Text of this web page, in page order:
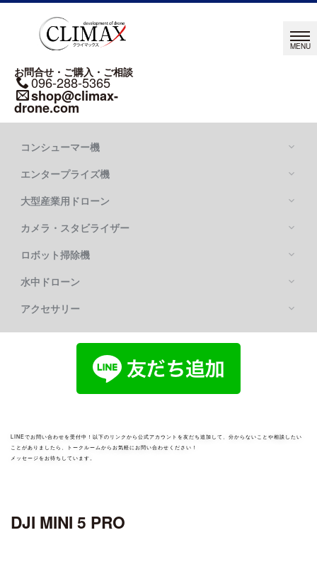
お問合せ・ご購入・ご相談
096-288-5365
shop@climax-
drone.com
コンシューマー機
Mavic シリーズ
DJI MAVIC 4 PRO
Air シリーズ
DJI AIR 3S
DJI MINI 4 Pro
エンタープライズ機
DJI MATRICE シリーズ
DJI MATRICE 400
DJI MATRICE 350 RTK
MATRICE 30 SERIES
DJI MAVIC 3M
MAVIC 3 ENTERPRISE シリーズ
ZENMUSE L1
大型産業用ドローン
DJI FLYCART 100
DJI FLYCART 30
ciDrone Hi-1
ciDrone TR-22
カメラ・スタビライザー
OSMO POCKETシリーズ
OSMO POCKET 4P
OSMO POCKET 4
OSMO POCKET 3
DJI POCKET 2
OSMO MOBILE 8
ロボット掃除機
ROMO シリーズ
DJI MROMO P
DJI ROMO A / DJI ROMO S
水中ドローン
CHASING M2
アクセサリー
アクセサリー
AEROENTRY AERO-D-X1 外付型リモートID
LINEでお問い合わせを受付中！以下のリンクから公式アカウントを友だち追加して、分からないことや相談したい
ことがありましたら、トークルームからお気軽にお問い合わせください！
メッセージをお待ちしています。
DJI MINI 5 PRO